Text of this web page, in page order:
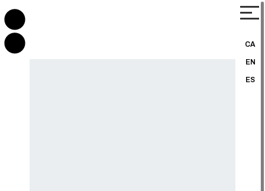
CA
EN
ES